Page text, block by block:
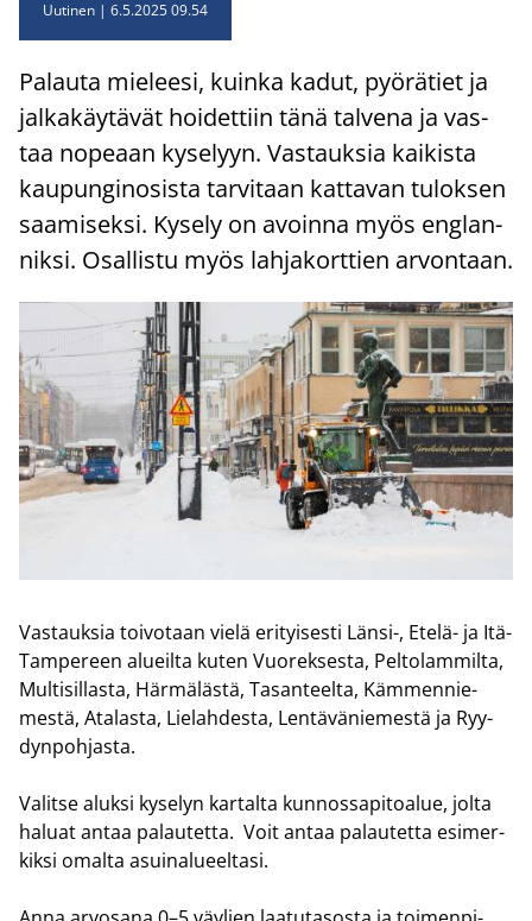
Uutinen 6.5.2025 09.54
Pa­lau­ta mie­lee­si, kuin­ka kadut, pyö­rä­tiet ja
jal­ka­käy­tä­vät hoi­det­tiin tänä tal­ve­na ja vas­
taa no­pe­aan ky­se­lyyn. Vas­tauk­sia kai­kis­ta
kau­pun­gi­no­sis­ta tar­vi­taan kat­ta­van tu­lok­sen
saa­mi­sek­si. Ky­se­ly on avoin­na myös englan­
nik­si. Osal­lis­tu myös lah­ja­kort­tien ar­von­taan.
Vas­tauk­sia toi­vo­taan vielä eri­tyi­ses­ti Länsi-​, Etelä-​ ja Itä-​
Tampereen alueil­ta kuten Vuo­rek­ses­ta, Pel­to­lam­mil­ta,
Mul­ti­sil­las­ta, Här­mä­läs­tä, Ta­san­teel­ta, Käm­men­nie­
mes­tä, Ata­las­ta, Lie­lah­des­ta, Len­tä­vä­nie­mes­tä ja Ryy­
dyn­poh­jas­ta.
Va­lit­se aluk­si ky­se­lyn kar­tal­ta kun­nos­sa­pi­toa­lue, jolta
ha­luat antaa pa­lau­tet­ta. Voit antaa pa­lau­tet­ta esi­mer­
kik­si omal­ta asui­na­lu­eel­ta­si.